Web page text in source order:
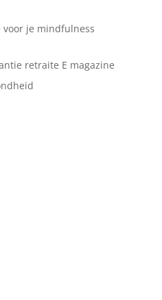
voor je mindfulness
retraite E magazine